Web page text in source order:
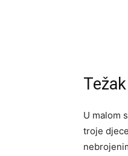
U malom
troje